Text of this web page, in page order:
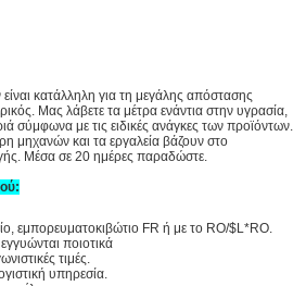
κατάλληλη για τη μεγάλης απόστασης
Μας λάβετε τα μέτρα ενάντια στην υγρασία,
σύμφωνα με τις ειδικές ανάγκες των προϊόντων.
μηχανών και τα εργαλεία βάζουν στο
Μέσα σε 20 ημέρες παραδώστε.
εμπορευματοκιβώτιο FR ή με το RO/$L*RO.
ποιοτικά
τιμές.
υπηρεσία.